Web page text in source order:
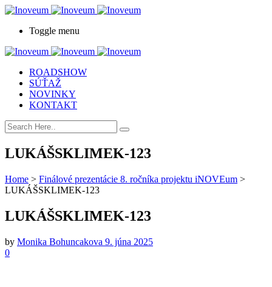
Toggle menu
ROADSHOW
SÚŤAŽ
NOVINKY
KONTAKT
LUKÁŠSKLIMEK-123
Home > Finálové prezentácie 8. ročníka projektu iNOVEum >
LUKÁŠSKLIMEK-123
LUKÁŠSKLIMEK-123
by Monika Bohuncakova 9. júna 2025
0